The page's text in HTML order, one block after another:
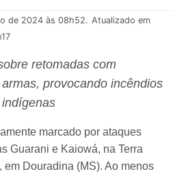
de 2024 às 08h52. Atualizado em
retomadas com
provocando incêndios
marcado por ataques
Guarani e Kaiowá, na Terra
em Douradina (MS). Ao menos